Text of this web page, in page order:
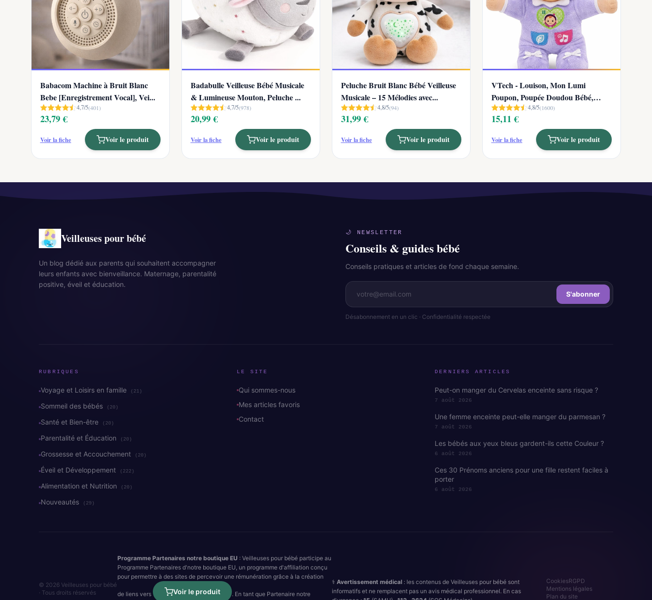
Babacom Machine à Bruit Blanc
Bebe [Enregistrement Vocal], Vei...
4,7/5(401)
23,79 €
Voir la fiche Voir le produit
Badabulle Veilleuse Bébé Musicale
& Lumineuse Mouton, Peluche ...
4,7/5(978)
20,99 €
Voir la fiche Voir le produit
Peluche Bruit Blanc Bébé Veilleuse
Musicale – 15 Mélodies avec...
4,8/5(94)
31,99 €
Voir la fiche Voir le produit
VTech - Louison, Mon Lumi
Poupon, Poupée Doudou Bébé,
Veilleus...
4,8/5(1600)
15,11 €
Voir la fiche Voir le produit
Veilleuses pour bébé
Un blog dédié aux parents qui souhaitent accompagner
leurs enfants avec bienveillance. Maternage, parentalité
positive, éveil et éducation.
🌙 NEWSLETTER
Conseils & guides bébé
Conseils pratiques et articles de fond chaque semaine.
S'abonner
Désabonnement en un clic · Confidentialité respectée
RUBRIQUES
Voyage et Loisirs en famille (21)
Sommeil des bébés (20)
Santé et Bien-être (20)
Parentalité et Éducation (20)
Grossesse et Accouchement (20)
Éveil et Développement (222)
Alimentation et Nutrition (20)
Nouveautés (29)
LE SITE
Qui sommes-nous
Mes articles favoris
Contact
DERNIERS ARTICLES
Peut-on manger du Cervelas enceinte sans risque ?
7 août 2026
Une femme enceinte peut-elle manger du parmesan ?
7 août 2026
Les bébés aux yeux bleus gardent-ils cette Couleur ?
6 août 2026
Ces 30 Prénoms anciens pour une fille restent faciles à
porter
6 août 2026
© 2026 Veilleuses pour bébé
· Tous droits réservés
Programme Partenaires notre boutique EU : Veilleuses pour bébé participe au
Programme Partenaires d'notre boutique EU, un programme d'affiliation conçu
pour permettre à des sites de percevoir une rémunération grâce à la création
de liens vers Voir le produit . En tant que Partenaire notre
⚕️Avertissement médical : les contenus de Veilleuses pour bébé sont
informatifs et ne remplacent pas un avis médical professionnel. En cas
CookiesRGPD
Mentions légales
Plan du site